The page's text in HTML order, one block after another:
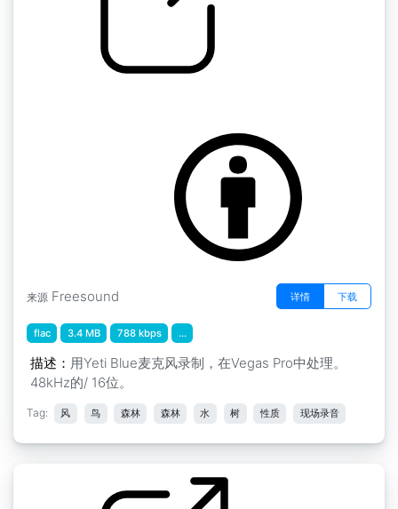
来源 Freesound 详情 下载
flac 3.4 MB 788 kbps ...
描述： 用Yeti Blue麦克风录制，在Vegas Pro中处理。
48kHz的/ 16位。
Tag: 风 鸟 森林 森林 水 树 性质 现场录音